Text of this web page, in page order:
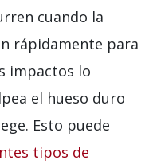
cuando la
rápidamente para
impactos lo
el hueso duro
Esto puede
tipos de